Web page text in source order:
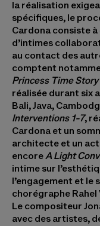
la réalisation
spécifiques, le
Cardona consiste à
d’intimes
au contact des
comptent
Princess Time Story
réalisée durant six
Bali, Java,
Interventions 1-7,
Cardona et un
architecte et un
encoreA Light
intime sur
l’engagement et le
chorégraphe Rahel
Le compositeur
avec des artistes,